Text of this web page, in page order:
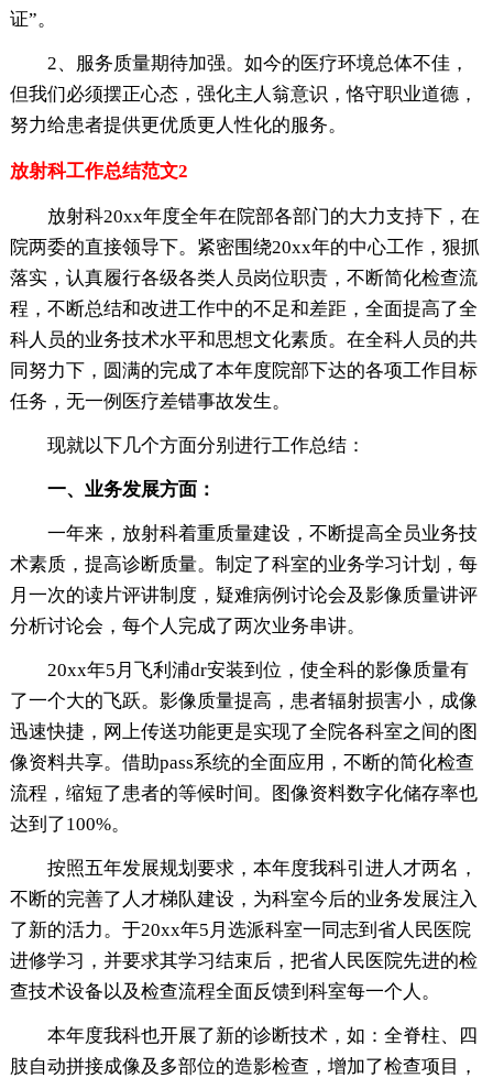
证”。
2、服务质量期待加强。如今的医疗环境总体不佳，
但我们必须摆正心态，强化主人翁意识，恪守职业道德，
努力给患者提供更优质更人性化的服务。
放射科工作总结范文2
放射科20xx年度全年在院部各部门的大力支持下，在
院两委的直接领导下。紧密围绕20xx年的中心工作，狠抓
落实，认真履行各级各类人员岗位职责，不断简化检查流
程，不断总结和改进工作中的不足和差距，全面提高了全
科人员的业务技术水平和思想文化素质。在全科人员的共
同努力下，圆满的完成了本年度院部下达的各项工作目标
任务，无一例医疗差错事故发生。
现就以下几个方面分别进行工作总结：
一、业务发展方面：
一年来，放射科着重质量建设，不断提高全员业务技
术素质，提高诊断质量。制定了科室的业务学习计划，每
月一次的读片评讲制度，疑难病例讨论会及影像质量讲评
分析讨论会，每个人完成了两次业务串讲。
20xx年5月飞利浦dr安装到位，使全科的影像质量有
了一个大的飞跃。影像质量提高，患者辐射损害小，成像
迅速快捷，网上传送功能更是实现了全院各科室之间的图
像资料共享。借助pass系统的全面应用，不断的简化检查
流程，缩短了患者的等候时间。图像资料数字化储存率也
达到了100%。
按照五年发展规划要求，本年度我科引进人才两名，
不断的完善了人才梯队建设，为科室今后的业务发展注入
了新的活力。于20xx年5月选派科室一同志到省人民医院
进修学习，并要求其学习结束后，把省人民医院先进的检
查技术设备以及检查流程全面反馈到科室每一个人。
本年度我科也开展了新的诊断技术，如：全脊柱、四
肢自动拼接成像及多部位的造影检查，增加了检查项目，